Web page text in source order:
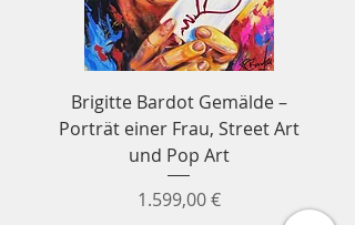
Brigitte Bardot Gemälde –
Porträt einer Frau, Street Art
und Pop Art
Preis
1.599,00 €